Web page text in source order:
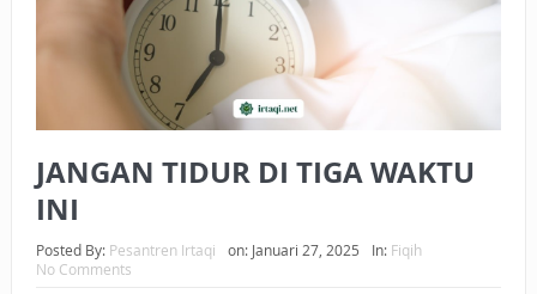
UANG HARAM BISA MENJADI HALAL JIKA SEBAB
KEPEMILIKANNYA BERUBAH
ISTIDLAL BATIL VS ISTIDLAL SYAR’I
JANGAN TIDUR DI TIGA WAKTU
INI
Posted By: Pesantren Irtaqi on: Januari 27, 2025 In: Fiqih
No Comments